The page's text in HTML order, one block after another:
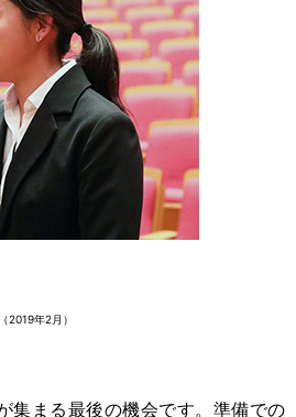
（2019年2月）
集まる最後の機会です。準備での